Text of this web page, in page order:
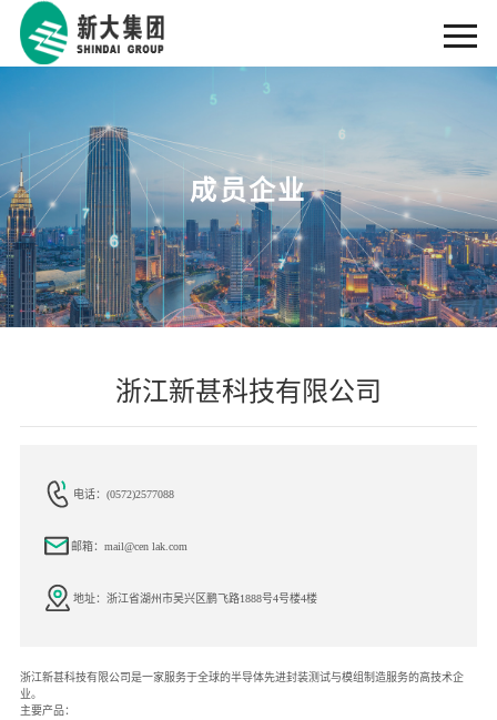
成员企业
浙江新甚科技有限公司
电话：(0572)2577088
邮箱：mail@cen lak.com
地址：浙江省湖州市吴兴区鹏飞路1888号4号楼4楼
浙江新甚科技有限公司是一家服务于全球的半导体先进封装测试与模组制造服务的高技术企
业。
主要产品：